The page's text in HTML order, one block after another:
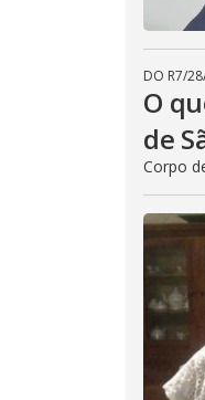
DO R7/
O
de
Corpo